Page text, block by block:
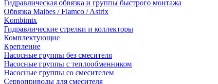
Гидравлическая обвязка и группы быстрого монтажа
Обвязка Maibes / Flamco / Astrix
Kombimix
Гидравлические стрелки и коллекторы
Комплектующие
Крепление
Насосные группы без смесителя
Насосные группы с теплообменником
Насосные группы со смесителем
Сервоприводы для смесителя